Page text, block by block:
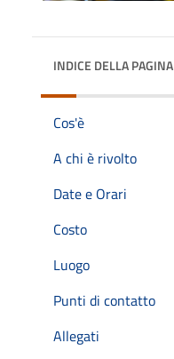
INDICE DELLA PAGINA
Cos'è
A chi è rivolto
Date e Orari
Costo
Luogo
Punti di contatto
Allegati